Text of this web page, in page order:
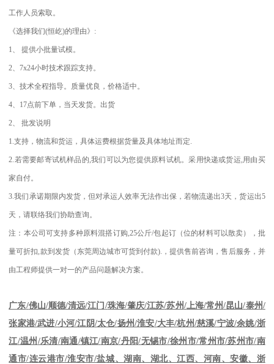
工作人员索取。
《选择我们(恒屹)的理由》 :
1 、提供小批量试模。
2 、7x24小时技术跟踪支持。
3 、技术全程指导。质量优良，价格适中。
4 17点前下单，当天发货。出货
2 、批发说明
1.支持，物流和货运，具体运费根据货量及具体地址而定
2. 若需要邮寄试机样品的 我们可以为您提供原料试机。采用快递或货运 用由买
家自付。
3.我们承诺期限内发货，但对承运人效率无法作出保，若物流递出3天，货运出5
天，请联络我们协助查询。
注：本公司可支持多种原料混搭订购 ,25公斤/包起订（位的材料可以散卖），批
量可折扣 款到发货（东莞周边城市可货到付款). ，提供售前咨询，售后服务，并
由工程师提供一对一的产品问题解决方案。
广东/佛山/顺德/清远/江门/珠海/肇庆/江苏/苏州/上海/常州/昆山/泰州/
张家港/武进/小河/江阴/太仓/扬州/淮安/大丰/杭州/慈溪/宁波/余姚/浙
江/温州/乐清/南通/镇江/南京/丹阳/无锡市/徐州市/常州市/苏州市/南
通市/连云港市/淮安市/盐城、湖南、湖北、江西、河南、安徽、浙